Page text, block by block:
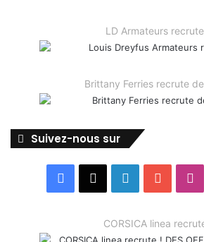
LD Armateurs
Brittany Ferries recrute
Suivez-nous sur
Facebook LinkedinYouTube
CORSICA linea